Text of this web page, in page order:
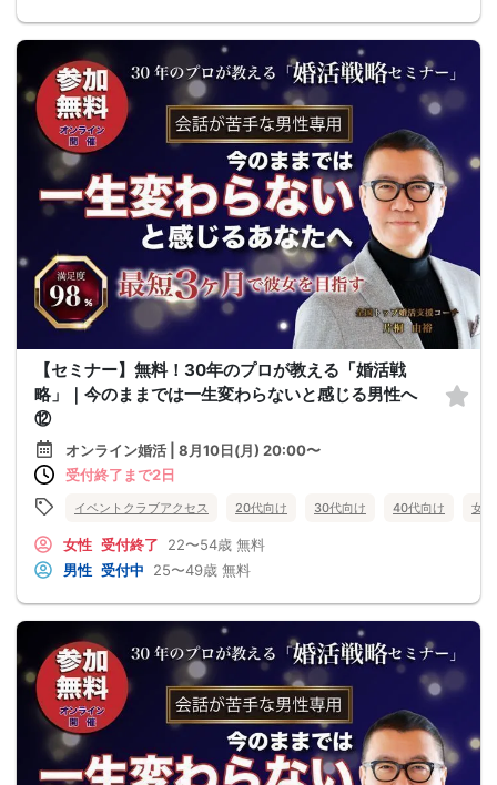
【セミナー】無料！30年のプロが教える「婚活戦
略」｜今のままでは一生変わらないと感じる男性へ
⑫
オンライン婚活 | 8月10日(月) 20:00〜
受付終了まで2日
イベントクラブアクセス 20代向け 30代向け 40代向け 女
女性 受付終了 22〜54歳 無料
男性 受付中 25〜49歳 無料